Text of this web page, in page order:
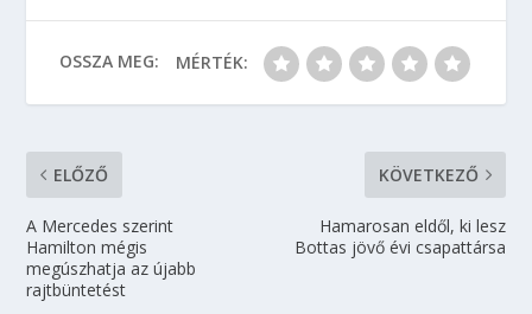
OSSZA MEG: MÉRTÉK:
ELŐZŐ
A Mercedes szerint
Hamilton mégis
megúszhatja az újabb
rajtbüntetést
KÖVETKEZŐ
Hamarosan eldől, ki lesz
Bottas jövő évi csapattársa